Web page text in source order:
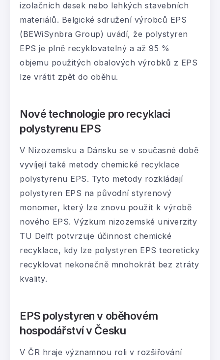
izolačních desek nebo lehkých stavebních
materiálů. Belgické sdružení výrobců EPS
(BEWiSynbra Group) uvádí, že polystyren
EPS je plně recyklovatelný a až 95 %
objemu použitých obalových výrobků z EPS
lze vrátit zpět do oběhu.
Nové technologie pro recyklaci
polystyrenu EPS
V Nizozemsku a Dánsku se v současné době
vyvíjejí také metody chemické recyklace
polystyrenu EPS. Tyto metody rozkládají
polystyren EPS na původní styrenový
monomer, který lze znovu použít k výrobě
nového EPS. Výzkum nizozemské univerzity
TU Delft potvrzuje účinnost chemické
recyklace, kdy lze polystyren EPS teoreticky
recyklovat nekonečně mnohokrát bez ztráty
kvality.
EPS polystyren v oběhovém
hospodářství v Česku
V ČR hraje významnou roli v rozšiřování